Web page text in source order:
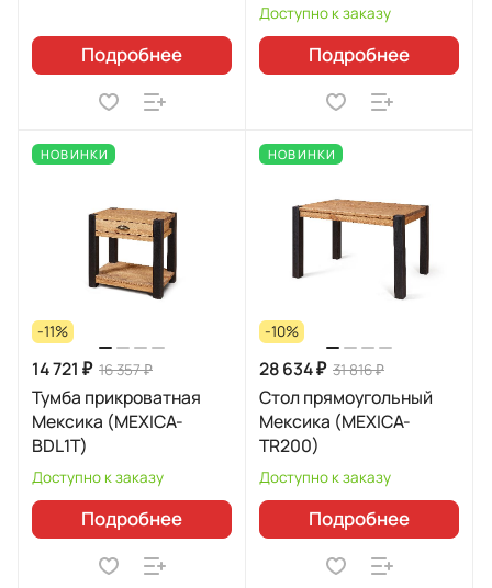
Подробнее
Доступно к заказу
Подробнее
НОВИНКИ
-11%
14 721 ₽ 16 357 ₽
Тумба прикроватная
Мексика (MEXICA-
BDL1T)
Доступно к заказу
Подробнее
НОВИНКИ
-10%
28 634 ₽ 31 816 ₽
Стол прямоугольный
Мексика (MEXICA-
TR200)
Доступно к заказу
Подробнее